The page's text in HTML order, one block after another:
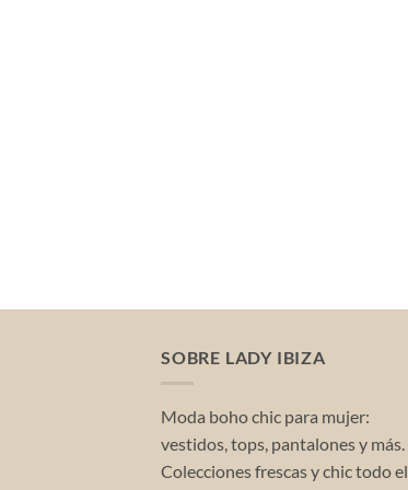
SOBRE LADY IBIZA
Moda boho chic para mujer:
vestidos, tops, pantalones y más.
Colecciones frescas y chic todo el